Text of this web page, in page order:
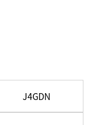
J4GDN